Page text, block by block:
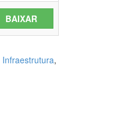
BAIXAR
Infraestrutura,